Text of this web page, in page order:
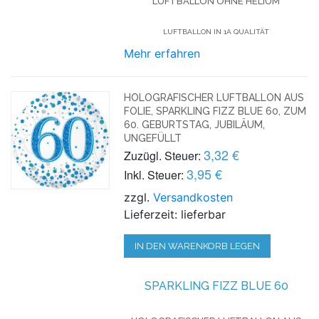
LUFTBALLON IN 1A QUALITÄT
Mehr erfahren
HOLOGRAFISCHER LUFTBALLON AUS
FOLIE, SPARKLING FIZZ BLUE 60, ZUM
60. GEBURTSTAG, JUBILÄUM,
UNGEFÜLLT
Zuzügl. Steuer: 3,32 €
Inkl. Steuer: 3,95 €
zzgl.Versandkosten
Lieferzeit: lieferbar
IN DEN WARENKORB LEGEN
SPARKLING FIZZ BLUE 60